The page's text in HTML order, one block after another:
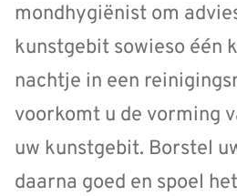
mondhygiënist om
kunstgebit sowieso één
nachtje in een
voorkomt u de vorming
uw kunstgebit. Borstel
daarna goed en spoel